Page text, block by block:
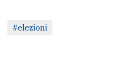
#elezioni